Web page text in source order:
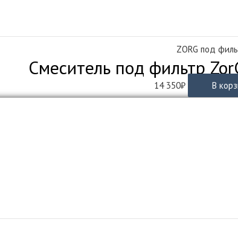
ZORG под
Смеситель под фильтр
14 350₽ В